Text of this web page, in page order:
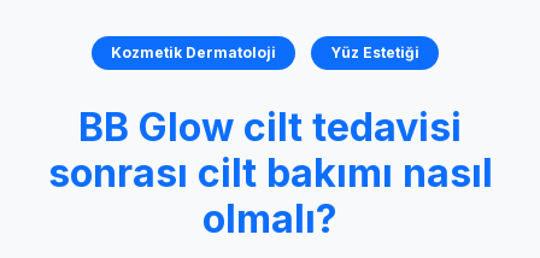
Kozmetik Dermatoloji Yüz Estetiği
BB Glow cilt tedavisi
sonrası cilt bakımı nasıl
olmalı?